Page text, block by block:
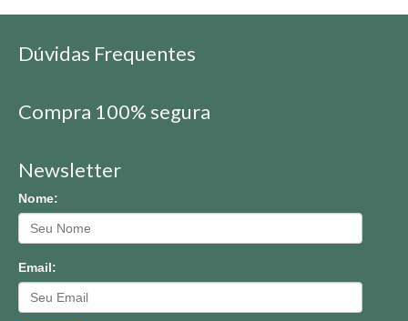
Dúvidas Frequentes
Compra 100% segura
Newsletter
Nome:
Email: